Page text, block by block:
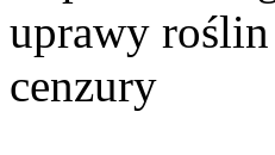
uprawy
cenzury